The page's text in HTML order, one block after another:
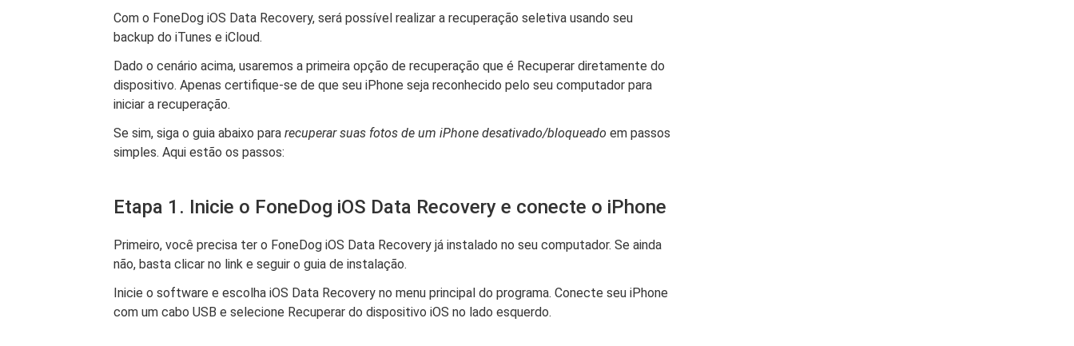
Com o FoneDog iOS Data Recovery, será possível realizar a recuperação seletiva usando seu
backup do iTunes e iCloud.
Dado o cenário acima, usaremos a primeira opção de recuperação que é Recuperar diretamente do
dispositivo. Apenas certifique-se de que seu iPhone seja reconhecido pelo seu computador para
iniciar a recuperação.
Se sim, siga o guia abaixo para recuperar suas fotos de um iPhone desativado/bloqueado em passos
simples. Aqui estão os passos:
Etapa 1. Inicie o FoneDog iOS Data Recovery e conecte o iPhone
Primeiro, você precisa ter o FoneDog iOS Data Recovery já instalado no seu computador. Se ainda
não, basta clicar no link e seguir o guia de instalação.
Inicie o software e escolha iOS Data Recovery no menu principal do programa. Conecte seu iPhone
com um cabo USB e selecione Recuperar do dispositivo iOS no lado esquerdo.